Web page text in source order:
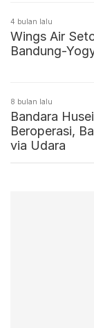
4 bulan lalu
Wings Air
Bandung-
8 bulan lalu
Bandara
Beroperasi,
via Udara